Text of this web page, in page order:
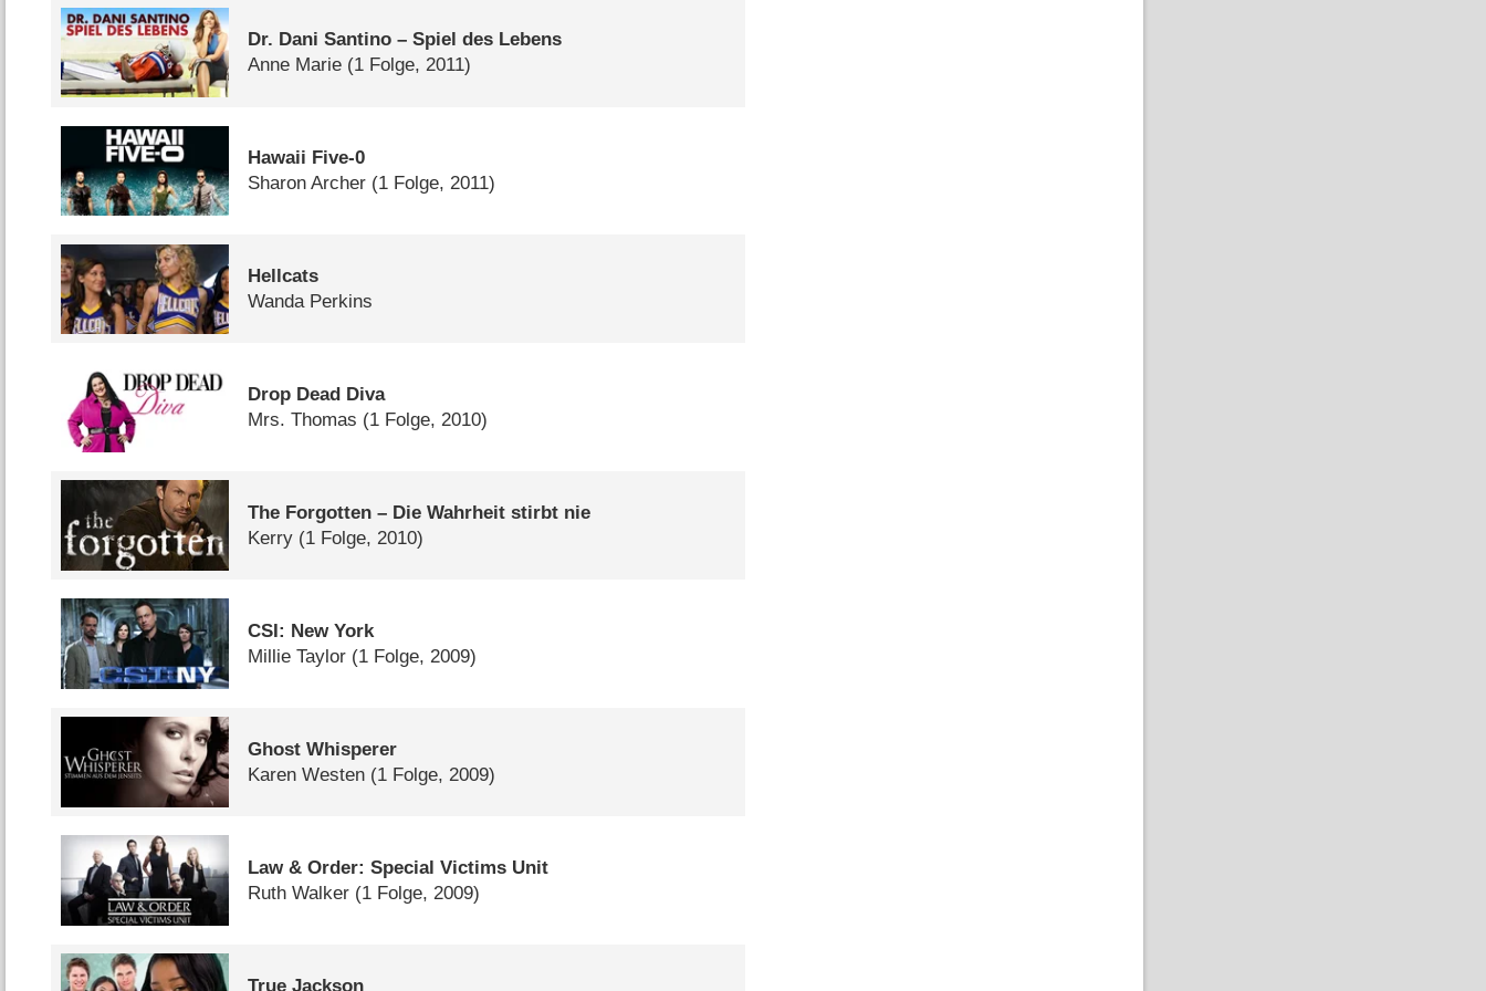
Dr. Dani Santino – Spiel des Lebens
Anne Marie (1 Folge, 2011)
Hawaii Five-0
Sharon Archer (1 Folge, 2011)
Hellcats
Wanda Perkins
Drop Dead Diva
Mrs. Thomas (1 Folge, 2010)
The Forgotten – Die Wahrheit stirbt nie
Kerry (1 Folge, 2010)
CSI: New York
Millie Taylor (1 Folge, 2009)
Ghost Whisperer
Karen Westen (1 Folge, 2009)
Law & Order: Special Victims Unit
Ruth Walker (1 Folge, 2009)
True Jackson